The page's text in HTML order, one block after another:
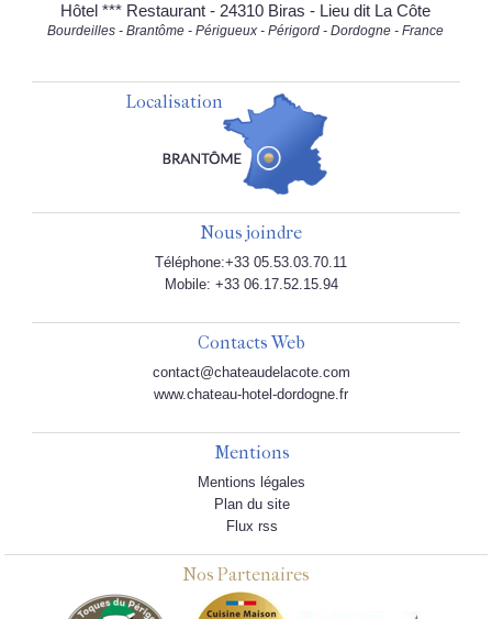
Hôtel *** Restaurant - 24310 Biras - Lieu dit La Côte
Bourdeilles - Brantôme - Périgueux - Périgord - Dordogne - France
Localisation
Nous joindre
Téléphone:+33 05.53.03.70.11
Mobile: +33 06.17.52.15.94
Contacts Web
contact@chateaudelacote.com
www.chateau-hotel-dordogne.fr
Mentions
Mentions légales
Plan du site
Flux rss
Nos Partenaires